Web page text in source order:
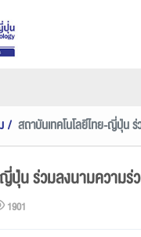
สถาบันเทคโนโลยีไทย-ญี่ปุ่น
ปุ่น ร่วมลงนามความร่
1901